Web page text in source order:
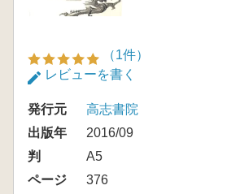
（1件）
レビューを書く
発行元
高志書院
出版年
2016/09
判
A5
ページ
376